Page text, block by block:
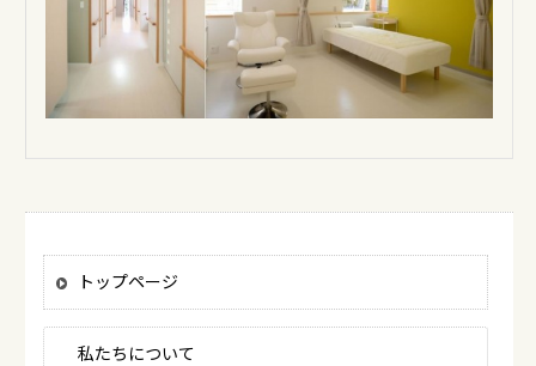
トップページ
私たちについて